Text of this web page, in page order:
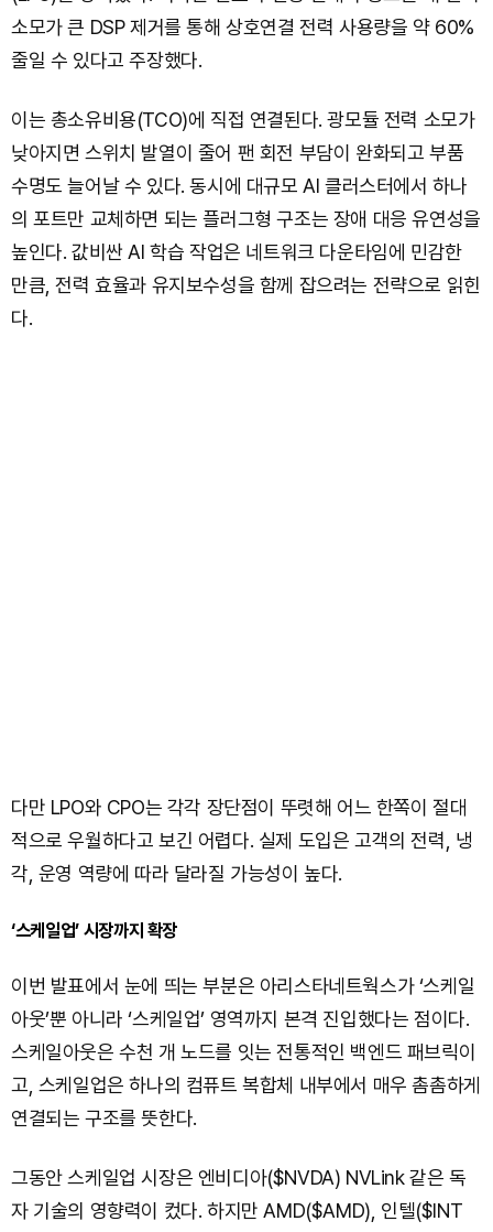
소모가 큰 DSP 제거를 통해 상호연결 전력 사용량을 약 60%
줄일 수 있다고 주장했다.
이는 총소유비용(TCO)에 직접 연결된다. 광모듈 전력 소모가
낮아지면 스위치 발열이 줄어 팬 회전 부담이 완화되고 부품
수명도 늘어날 수 있다. 동시에 대규모 AI 클러스터에서 하나
의 포트만 교체하면 되는 플러그형 구조는 장애 대응 유연성을
높인다. 값비싼 AI 학습 작업은 네트워크 다운타임에 민감한
만큼, 전력 효율과 유지보수성을 함께 잡으려는 전략으로 읽힌
다.
다만 LPO와 CPO는 각각 장단점이 뚜렷해 어느 한쪽이 절대
적으로 우월하다고 보긴 어렵다. 실제 도입은 고객의 전력, 냉
각, 운영 역량에 따라 달라질 가능성이 높다.
‘스케일업’ 시장까지 확장
이번 발표에서 눈에 띄는 부분은 아리스타네트웍스가 ‘스케일
아웃’뿐 아니라 ‘스케일업’ 영역까지 본격 진입했다는 점이다.
스케일아웃은 수천 개 노드를 잇는 전통적인 백엔드 패브릭이
고, 스케일업은 하나의 컴퓨트 복합체 내부에서 매우 촘촘하게
연결되는 구조를 뜻한다.
그동안 스케일업 시장은 엔비디아($NVDA) NVLink 같은 독
자 기술의 영향력이 컸다. 하지만 AMD($AMD), 인텔($INT